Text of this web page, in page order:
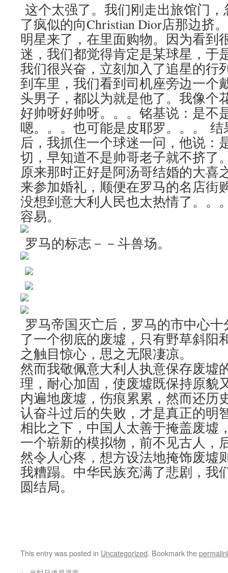
这个太强了。我们刚走出旅馆门
了疯似的向Christian Dior店那边挤
明星来了，在里面购物。因为看到
迷，我们都觉得肯定是某球星，于
我们很兴奋，立刻加入了追星的行
到车里，我们看到司机座旁边一个
头男子，都以为就是他了。我像个
好帅呀好帅呀。。。铭基说：是不
嗯。。。也可能是皮耶罗。。。
后，我抓住一个球迷一问，他说：
切，早知道不是帅哥老子就不挤了
原来那时正好是阿汤哥结婚的大喜
来参加婚礼，顺便在罗马的名店街
没想到意大利人民也太热情了。。
容易。
罗马的标志－－斗兽场。
罗马帝国灭亡后，罗马的市中心
了一个彻底的废墟，只有野草斜阳
之触目惊心，思之无限凄凉。
然而我敬佩意大利人执意保存废墟
理，耐心加固，使废墟既保持原貌
内遍地废墟，伤痕累累，然而还历
认奋斗过后的失败，才是真正的明
相比之下，中国人太善于掩盖废墟
一个崭新的模拟物，前不见古人，
然令人心疼，想方设法地掩饰废墟
我糟蹋。中华民族充满了悲剧，我
圆结局。
This entry was posted in Uncategorized. Bookmark the